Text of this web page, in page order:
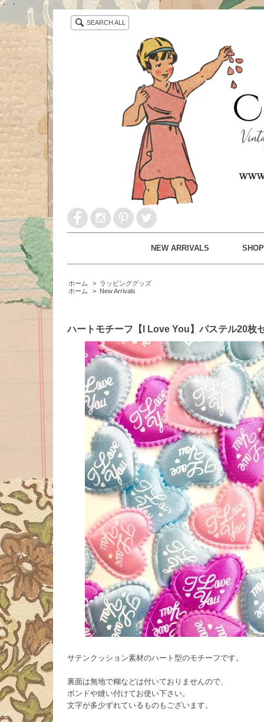
・ ・
SEARCH ALL
NEW ARRIVALS SHOP
ホーム > ラッピンググッズ
ホーム
> New Arrivals
ハートモチーフ【I Love You】パステル20枚
サテンクッション素材のハート型のモチーフです。
裏面は無地で糊などは付いておりませんので、
ボンドや縫い付けてお使い下さい。
文字が多少ずれているものもございます。